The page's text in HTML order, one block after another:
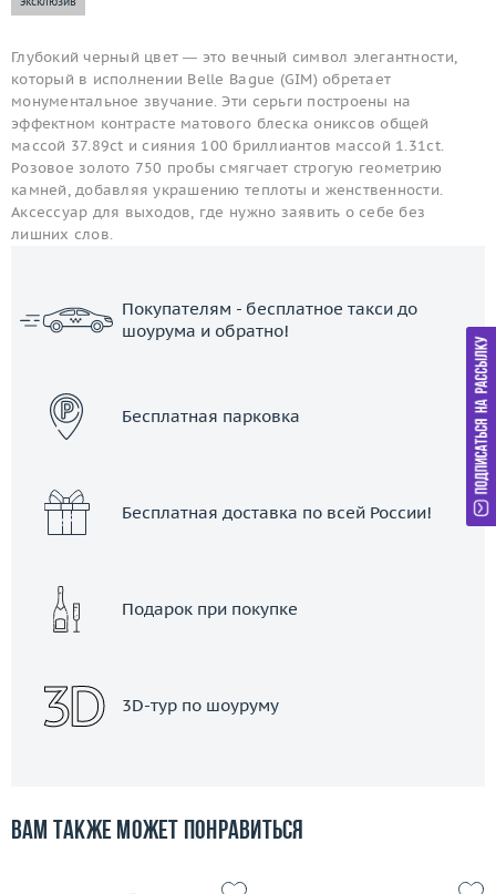
Глубокий черный цвет — это вечный символ элегантности,
который в исполнении Belle Bague (GIM) обретает
монументальное звучание. Эти серьги построены на
эффектном контрасте матового блеска ониксов общей
массой 37.89ct и сияния 100 бриллиантов массой 1.31ct.
Розовое золото 750 пробы смягчает строгую геометрию
камней, добавляя украшению теплоты и женственности.
Аксессуар для выходов, где нужно заявить о себе без
лишних слов.
Покупателям - бесплатное такси до
шоурума и обратно!
Бесплатная парковка
Бесплатная доставка по всей России!
Подарок при покупке
3D-тур по шоуруму
Вам также может понравиться